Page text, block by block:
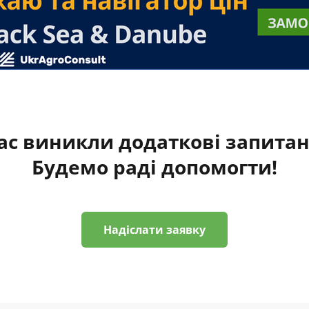
виникли додаткові
Будемо раді допомогти!
Надіслати заявку